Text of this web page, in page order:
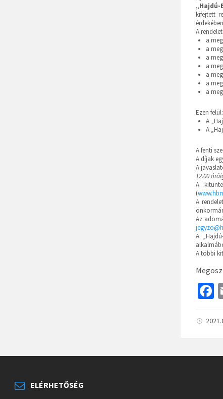
kifejtett
A
a
a
a
a
a
a
a
Ezen felül:
A
A
A fenti
A díjak
A
12.00
A
(
A
Az
A
A többi
b
o
o
ELÉRHETŐSÉG